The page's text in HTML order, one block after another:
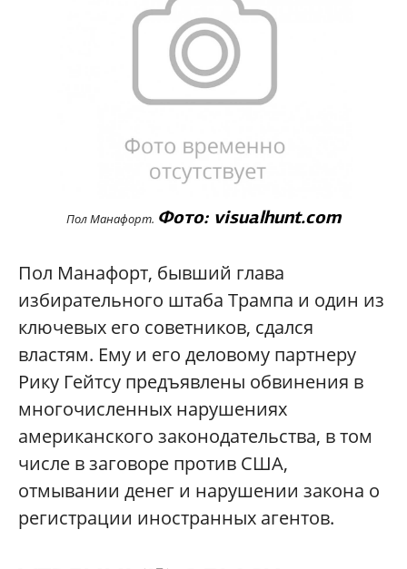
Пол Манафорт. Фото: visualhunt.com
Пол Манафорт, бывший глава
избирательного штаба Трампа и один из
ключевых его советников, сдался
властям. Ему и его деловому партнеру
Рику Гейтсу предъявлены обвинения в
многочисленных нарушениях
американского законодательства, в том
числе в заговоре против США,
отмывании денег и нарушении закона о
регистрации иностранных агентов.